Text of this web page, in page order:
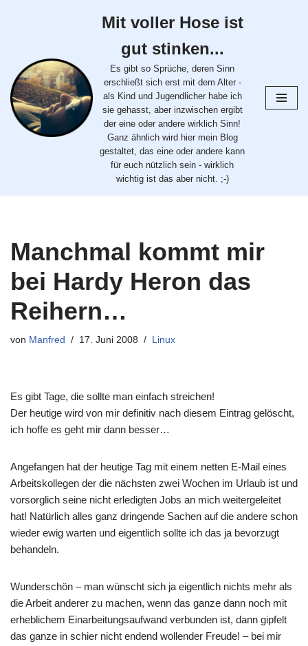
springen
Mit voller Hose ist
gut stinken...
Es gibt so Sprüche, deren Sinn
erschließt sich erst mit dem Alter -
als Kind und Jugendlicher habe ich
sie gehasst, aber inzwischen ergibt
der eine oder andere wirklich Sinn!
Ganz ähnlich wird hier mein Blog
gestaltet, das eine oder andere kann
für euch nützlich sein - wirklich
wichtig ist das aber nicht. ;-)
Manchmal kommt mir
bei Hardy Heron das
Reihern…
von Manfred 17. Juni 2008 Linux
Es gibt Tage, die sollte man einfach streichen!
Der heutige wird von mir definitiv nach diesem Eintrag gelöscht,
ich hoffe es geht mir dann besser…
Angefangen hat der heutige Tag mit einem netten E-Mail eines
Arbeitskollegen der die nächsten zwei Wochen im Urlaub ist und
vorsorglich seine nicht erledigten Jobs an mich weitergeleitet
hat! Natürlich alles ganz dringende Sachen auf die andere schon
wieder ewig warten und eigentlich sollte ich das ja bevorzugt
behandeln.
Wunderschön – man wünscht sich ja eigentlich nichts mehr als
die Arbeit anderer zu machen, wenn das ganze dann noch mit
erheblichem Einarbeitungsaufwand verbunden ist, dann gipfelt
das ganze in schier nicht endend wollender Freude! – bei mir